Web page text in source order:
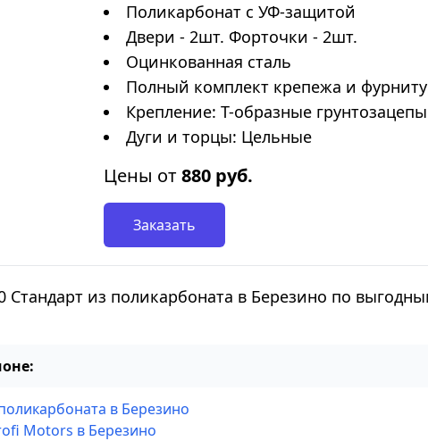
Поликарбонат с УФ-защитой
Двери - 2шт. Форточки - 2шт.
Оцинкованная сталь
Полный комплект крепежа и
Крепление: Т-образные грунтозацепы
Дуги и торцы: Цельные
Цены от880 руб.
Заказать
Стандарт из поликарбоната в Березино по
в Березино
Motors в Березино